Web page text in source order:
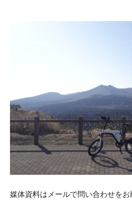
媒体資料はメールで問い合わせをお